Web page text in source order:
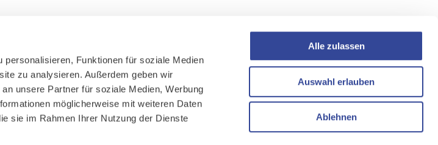
Funktionen für soziale Medien
zu analysieren. Außerdem geben wir
unsere Partner für soziale Medien, Werbung
möglicherweise mit weiteren Daten
sie im Rahmen Ihrer Nutzung der Dienste
Alle zulassen
Auswahl erlauben
Ablehnen
Datenschutzerklärung
Bildnachweis
Sitemap